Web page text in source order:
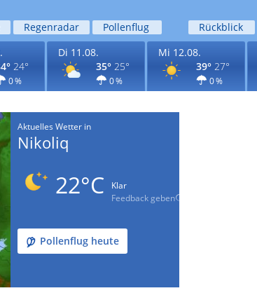
Regenradar Pollenflug
Rückblick
24°
0 %
Di 11.08.
35° 25°
0 %
Mi 12.08.
39° 27°
0 %
Aktuelles Wetter in
Nikoliq
22°C
Klar
Feedback geben
Pollenflug heute